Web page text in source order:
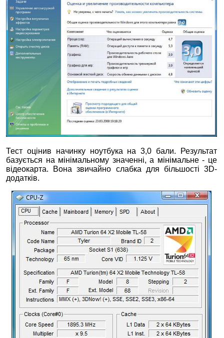
Тест оцінив начинку ноутбука на 3,0 бали. Результат
базується на мінімальному значенні, а мінімальне - це
відеокарта. Вона звичайно слабка для більшості 3D-
додатків.